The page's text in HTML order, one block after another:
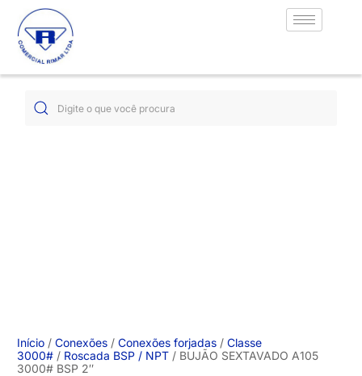
Início /Conexões /Conexões forjadas /Classe
3000# / Roscada BSP / NPT / BUJÃO SEXTAVADO A105
3000# BSP 2″